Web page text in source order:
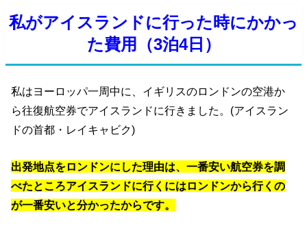
私がアイスランドに行った時にかかっ
た費用（3泊4日）
私はヨーロッパ一周中に、イギリスのロンドンの空港か
ら往復航空券でアイスランドに行きました。(アイスラン
ドの首都・レイキャビク)
出発地点をロンドンにした理由は、一番安い航空券を調
べたところアイスランドに行くにはロンドンから行くの
が一番安いと分かったからです。